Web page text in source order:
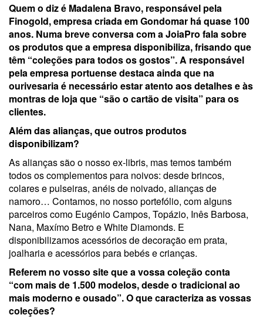
Quem o diz é Madalena Bravo, responsável pela
Finogold, empresa criada em Gondomar há quase 100
anos. Numa breve conversa com a JoiaPro fala sobre
os produtos que a empresa disponibiliza, frisando que
têm “coleções para todos os gostos”. A responsável
pela empresa portuense destaca ainda que na
ourivesaria é necessário estar atento aos detalhes e às
montras de loja que “são o cartão de visita” para os
clientes.
Além das alianças, que outros produtos
disponibilizam?
As alianças são o nosso ex-libris, mas temos também
todos os complementos para noivos: desde brincos,
colares e pulseiras, anéis de noivado, alianças de
namoro… Contamos, no nosso portefólio, com alguns
parceiros como Eugénio Campos, Topázio, Inês Barbosa,
Nana, Maxímo Betro e White Diamonds. E
disponibilizamos acessórios de decoração em prata,
joalharia e acessórios para bebés e crianças.
Referem no vosso site que a vossa coleção conta
“com mais de 1.500 modelos, desde o tradicional ao
mais moderno e ousado”. O que caracteriza as vossas
coleções?